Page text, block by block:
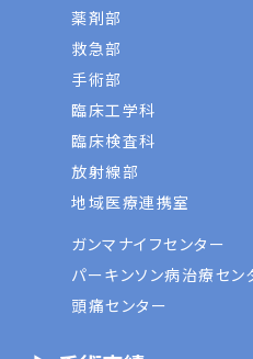
薬剤部
救急部
手術部
臨床工学科
臨床検査科
放射線部
地域医療連携室
ガンマナイフセンター
パーキンソン病治療セン
頭痛センター